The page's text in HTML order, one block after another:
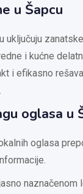
u Šapcu
uključuju
i kućne
i efikasno
oglasa u
oglasa
naznačenom